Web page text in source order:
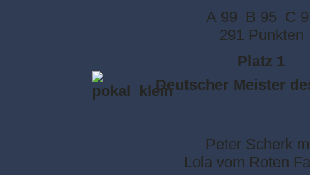
A 99 B 95 C
291 Punkten
Platz 1
Deutscher Meister
Peter Scherk
Lola vom Roten